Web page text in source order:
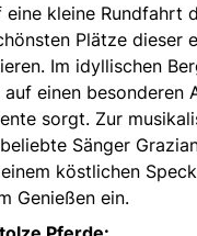
eine kleine
Plätze
Im idyllischen
auf einen
sorgt. Zur
Sänger
köstlichen
Genießen ein.